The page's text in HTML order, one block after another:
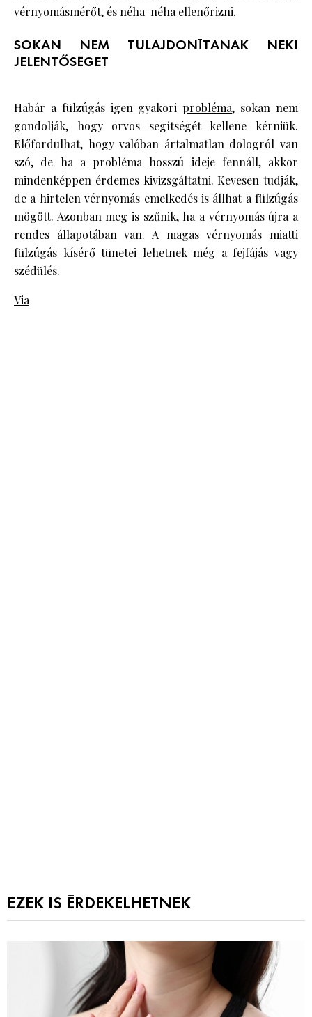
vérnyomásmérőt, és néha-néha ellenőrizni.
SOKAN NEM TULAJDONÍTANAK NEKI
JELENTŐSÉGET
Habár a fülzúgás igen gyakori probléma, sokan nem
gondolják, hogy orvos segítségét kellene kérniük.
Előfordulhat, hogy valóban ártalmatlan dologról van
szó, de ha a probléma hosszú ideje fennáll, akkor
mindenképpen érdemes kivizsgáltatni. Kevesen tudják,
de a hirtelen vérnyomás emelkedés is állhat a fülzúgás
mögött. Azonban meg is szűnik, ha a vérnyomás újra a
rendes állapotában van. A magas vérnyomás miatti
fülzúgás kísérőtünetei lehetnek még a fejfájás vagy
szédülés.
Via
EZEK IS ÉRDEKELHETNEK